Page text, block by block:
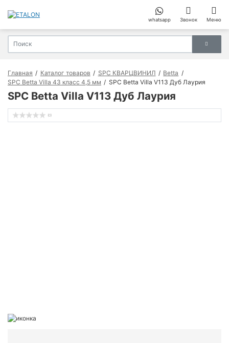
whatsapp Звонок Меню
Главная Каталог товаров SPC КВАРЦВИНИЛ
Betta
SPC Betta Villa 43 класс 4,5 мм
SPC Betta Villa V113 Дуб Лаурия
SPC Betta Villa V113 Дуб Лаурия
(0)